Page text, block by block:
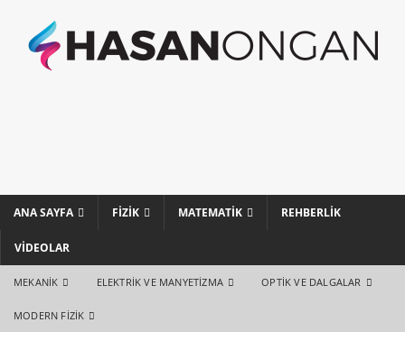
ANA SAYFA FIZIK MATEMATIK REHBERLIK
VIDEOLAR
MEKANIK ELEKTRIK VE MANYETIZMA OPTIK VE DALGALAR
MODERN FIZIK